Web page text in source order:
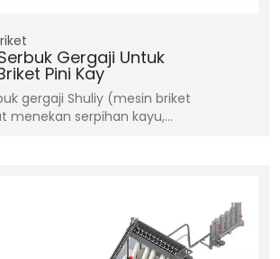
Gergaji Untuk
Pini Kay
gergaji Shuliy (mesin briket
menekan serpihan kayu,…